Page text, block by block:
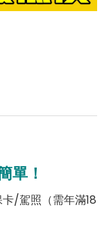
單！
/駕照（需年滿18